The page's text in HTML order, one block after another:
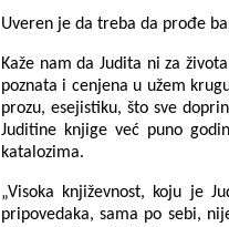
Uveren je da treba da prođe
Kaže nam da Judita ni za
poznata i cenjena u užem
prozu, esejistiku, što sve
Juditine knjige već puno
katalozima.
„Visoka književnost, koju je
pripovedaka, sama po sebi,